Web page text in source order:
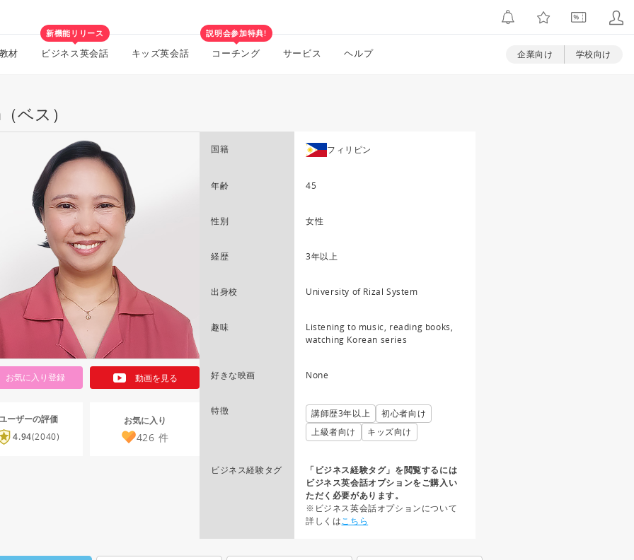
材
新機能リリース
ビジネス英会話 キッズ英会話
説明会参加特典!
コーチング サービス ヘルプ 企業向け 学校向け
ベス）
お気に入り登録 動画を見る
ーザーの評価
4.94(2040)
お気に入り
426 件
国籍 フィリピン
年齢 45
性別 女性
経歴 3年以上
出身校 University of Rizal System
趣味
Listening to music, reading books,
watching Korean series
好きな映画 None
特徴 講師歴3年以上
初心者向け
上級者向け
キッズ向け
ビジネス経験タグ
「ビジネス経験タグ」を閲覧するには
ビジネス英会話オプションをご購入い
ただく必要があります。
※ビジネス英会話オプションについて
詳しくはこちら